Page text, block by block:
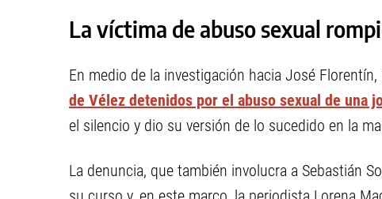
La víctima de abuso sexual
En medio de la investigación hacia José
de Vélez detenidos por el abuso sexual de una
el silencio y dio su versión de lo sucedido en la
La denuncia, que también involucra a Sebastián